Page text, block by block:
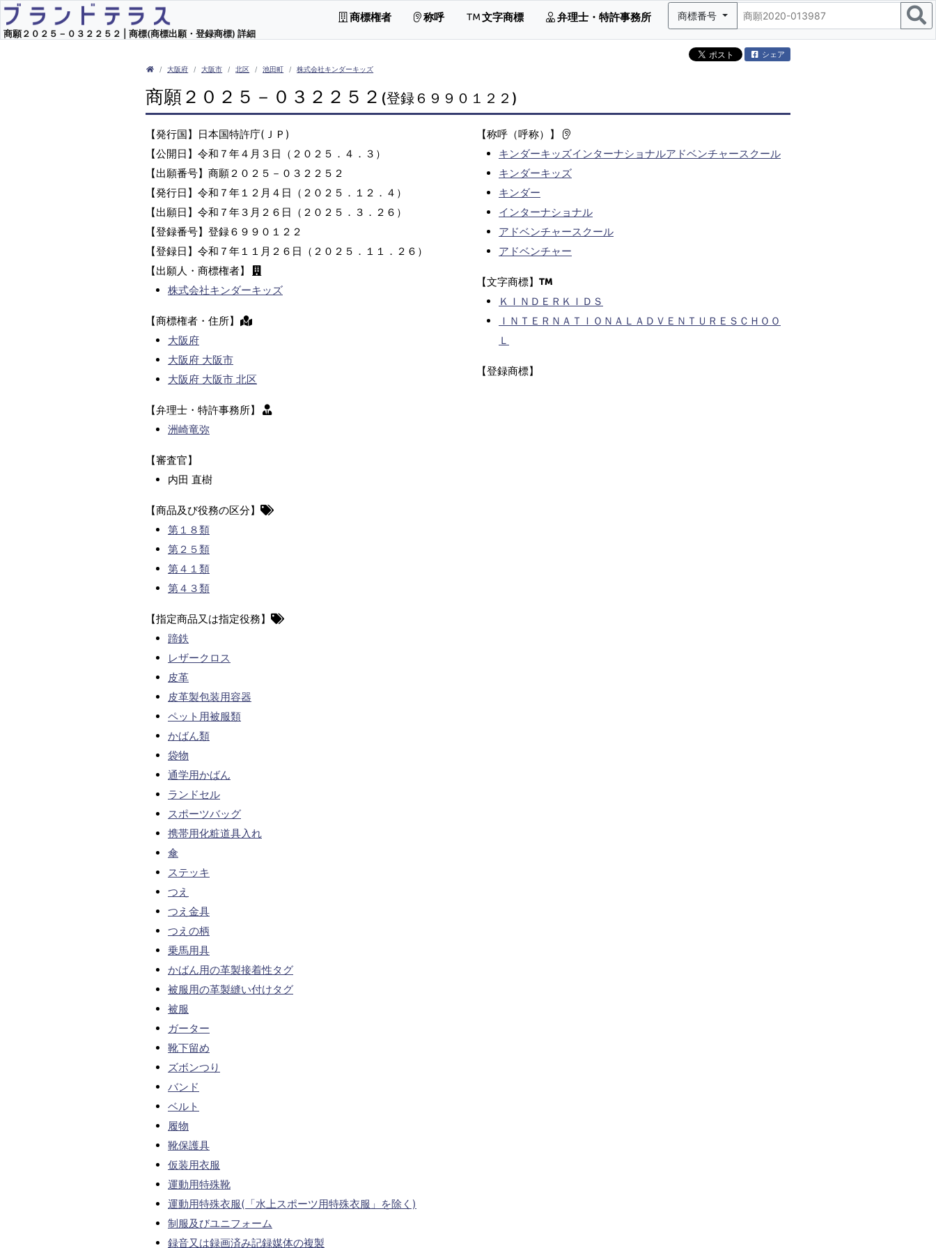
商願２０２５－０３２２５２ | 商標(商標出願・登録商標) 詳細
商標権者 称呼 文字商標 弁理士・特許事務所 商標番号
シェア
大阪府 大阪市 北区 池田町 株式会社キンダーキッズ
商願２０２５－０３２２５２ (登録６９９０１２２)
【発行国】日本国特許庁(ＪＰ)
【公開日】令和７年４月３日（２０２５．４．３）
【出願番号】商願２０２５－０３２２５２
【発行日】令和７年１２月４日（２０２５．１２．４）
【出願日】令和７年３月２６日（２０２５．３．２６）
【登録番号】登録６９９０１２２
【登録日】令和７年１１月２６日（２０２５．１１．２６）
【出願人・商標権者】
株式会社キンダーキッズ
【商標権者・住所】
大阪府
大阪府 大阪市
大阪府 大阪市 北区
【弁理士・特許事務所】
洲崎竜弥
【審査官】
内田 直樹
【商品及び役務の区分】
第１８類
第２５類
第４１類
第４３類
【指定商品又は指定役務】
蹄鉄
レザークロス
皮革
皮革製包装用容器
ペット用被服類
かばん類
袋物
通学用かばん
ランドセル
スポーツバッグ
携帯用化粧道具入れ
傘
ステッキ
つえ
つえ金具
つえの柄
乗馬用具
かばん用の革製接着性タグ
被服用の革製縫い付けタグ
被服
ガーター
靴下留め
ズボンつり
バンド
ベルト
履物
靴保護具
仮装用衣服
運動用特殊靴
運動用特殊衣服(「水上スポーツ用特殊衣服」を除く)
制服及びユニフォーム
録音又は録画済み記録媒体の複製
【称呼（呼称）】
キンダーキッズインターナショナルアドベンチャースクール
キンダーキッズ
キンダー
インターナショナル
アドベンチャースクール
アドベンチャー
【文字商標】
ＫＩＮＤＥＲＫＩＤＳ
ＩＮＴＥＲＮＡＴＩＯＮＡＬＡＤＶＥＮＴＵＲＥＳＣＨＯＯ
Ｌ
【登録商標】